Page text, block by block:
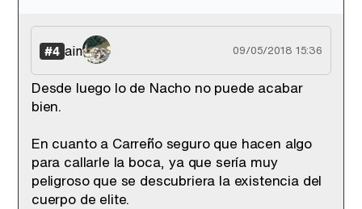
#4 ain 09/05/2018 15:36
Desde luego lo de Nacho no puede acabar
bien.
En cuanto a Carreño seguro que hacen algo
para callarle la boca, ya que sería muy
peligroso que se descubriera la existencia del
cuerpo de elite.